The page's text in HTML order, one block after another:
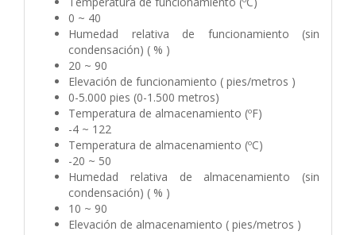
0 ~ 40
Humedad relativa de funcionamiento (sin
condensación) ( % )
20 ~ 90
Elevación de funcionamiento ( pies/metros )
0-5.000 pies (0-1.500 metros)
Temperatura de almacenamiento (ºF)
-4 ~ 122
Temperatura de almacenamiento (ºC)
-20 ~ 50
Humedad relativa de almacenamiento (sin
condensación) ( % )
10 ~ 90
Elevación de almacenamiento ( pies/metros )